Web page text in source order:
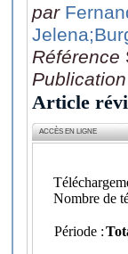
par
Jelena
Référence
Publication
Article
ACCÈS EN LIGNE